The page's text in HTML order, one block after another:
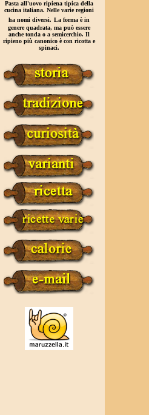
Pasta all'uovo ripiena tipica della
cucina italiana. Nelle varie regioni
ha nomi diversi. La forma è in
genere quadrata, ma può essere
anche tonda o a semicerchio. Il
ripieno più canonico è con ricotta e
spinaci.